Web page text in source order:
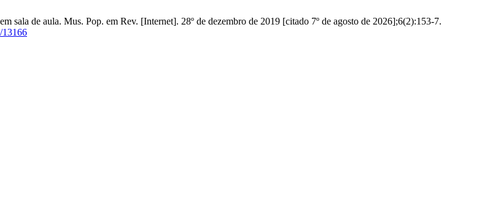
sala de aula. Mus. Pop. em Rev. [Internet]. 28º de dezembro de 2019 [citado 7º de agosto de 2026];6(2):153-7.
13166